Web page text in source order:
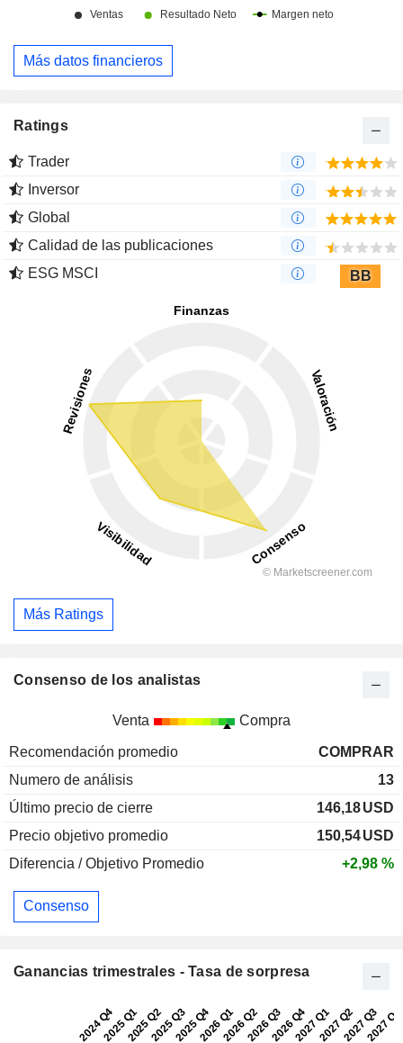
Más datos financieros
Ratings
Trader
Inversor
Global
Calidad de las publicaciones
ESG MSCI
BB
Más Ratings
Consenso de los analistas
Venta Compra
Recomendación promedio
COMPRAR
Numero de análisis
13
Último precio de cierre
146,18USD
Precio objetivo promedio
150,54USD
Diferencia / Objetivo Promedio
+2,98 %
Consenso
Ganancias trimestrales - Tasa de sorpresa